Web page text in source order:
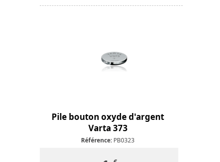
Pile bouton oxyde d'argent
Varta 373
Référence: PB0323